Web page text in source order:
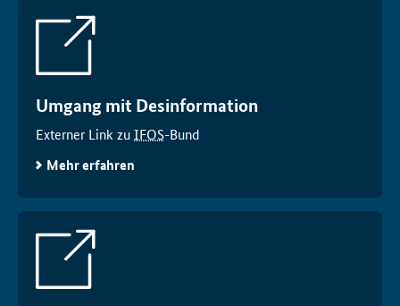
Umgang mit Desinformation
Externer Link zuIFOS-Bund
Mehr erfahren